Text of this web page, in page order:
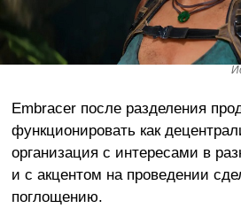
Embracer после разделения
функционировать как
организация с интересами в
и с акцентом на проведении
поглощению.